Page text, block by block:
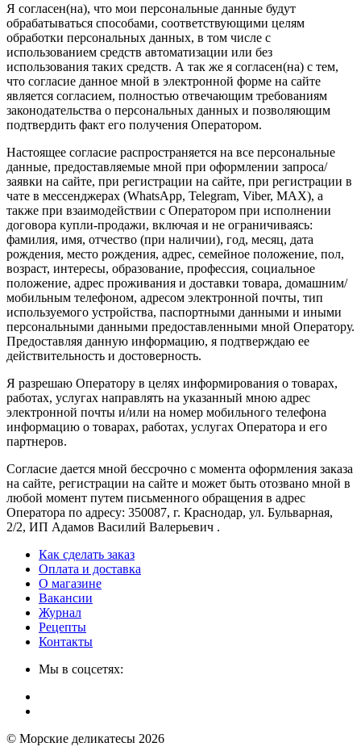
Я согласен(на), что мои персональные данные будут
обрабатываться способами, соответствующими целям
обработки персональных данных, в том числе с
использованием средств автоматизации или без
использования таких средств. А так же я согласен(на) с тем,
что согласие данное мной в электронной форме на сайте
является согласием, полностью отвечающим требованиям
законодательства о персональных данных и позволяющим
подтвердить факт его получения Оператором.
Настоящее согласие распространяется на все персональные
данные, предоставляемые мной при оформлении запроса/
заявки на сайте, при регистрации на сайте, при регистрации в
чате в мессенджерах (WhatsApp, Telegram, Viber, MAX), а
также при взаимодействии с Оператором при исполнении
договора купли-продажи, включая и не ограничиваясь:
фамилия, имя, отчество (при наличии), год, месяц, дата
рождения, место рождения, адрес, семейное положение, пол,
возраст, интересы, образование, профессия, социальное
положение, адрес проживания и доставки товара, домашним/
мобильным телефоном, адресом электронной почты, тип
используемого устройства, паспортными данными и иными
персональными данными предоставленными мной Оператору.
Предоставляя данную информацию, я подтверждаю ее
действительность и достоверность.
Я разрешаю Оператору в целях информирования о товарах,
работах, услугах направлять на указанный мною адрес
электронной почты и/или на номер мобильного телефона
информацию о товарах, работах, услугах Оператора и его
партнеров.
Согласие дается мной бессрочно с момента оформления заказа
на сайте, регистрации на сайте и может быть отозвано мной в
любой момент путем письменного обращения в адрес
Оператора по адресу: 350087, г. Краснодар, ул. Бульварная,
2/2, ИП Адамов Василий Валерьевич .
Как сделать заказ
Оплата и доставка
О магазине
Вакансии
Журнал
Рецепты
Контакты
Мы в соцсетях:
© Морские деликатесы 2026